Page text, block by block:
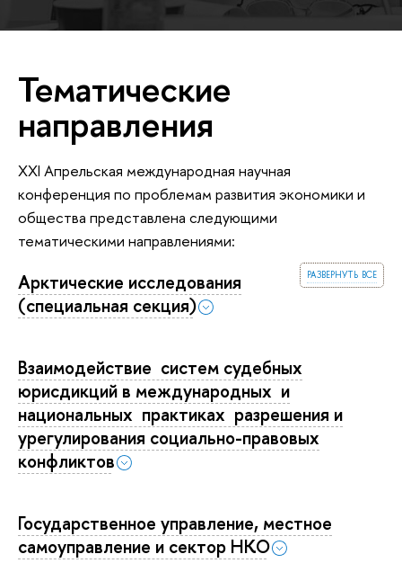
Тематические
направления
XXI Апрельская международная научная
конференция по проблемам развития экономики и
общества представлена следующими
тематическими направлениями:
развернуть все
Арктические исследования
(специальная секция)
Взаимодействие систем судебных
юрисдикций в международных и
национальных практиках разрешения и
урегулирования социально-правовых
конфликтов
Государственное управление, местное
самоуправление и сектор НКО